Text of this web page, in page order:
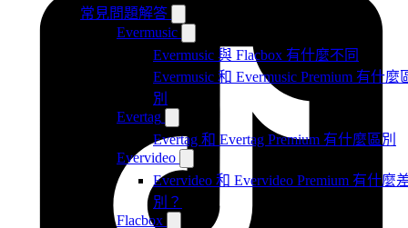
常見問題解答
Evermusic
Evermusic 與 Flacbox 有什麼不同
Evermusic 和 Evermusic Premium 有什麼
別
Evertag
Evertag 和 Evertag Premium 有什麼區別
Evervideo
Evervideo 和 Evervideo Premium 有什麼
別？
Flacbox